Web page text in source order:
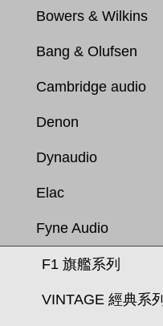
Bowers & Wilkins
Bang & Olufsen
Cambridge audio
Denon
Dynaudio
Elac
Fyne Audio
F1 旗艦系列
VINTAGE 經典系列